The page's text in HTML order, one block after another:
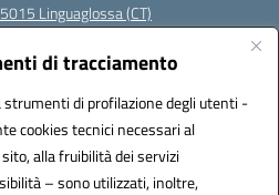
di tracciamento
di profilazione degli utenti -
cookies tecnici necessari al
alla fruibilità dei servizi
– sono utilizzati, inoltre,
Linguaglossa (CT)
ctic83200r@pec.istruzione.it
(IPA): istsc_CTIC83200R
UF7TEB